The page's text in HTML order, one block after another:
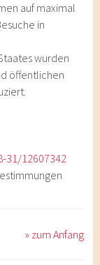
auf maximal
in
wurden
öffentlichen
31/12607342
» zum Anfang